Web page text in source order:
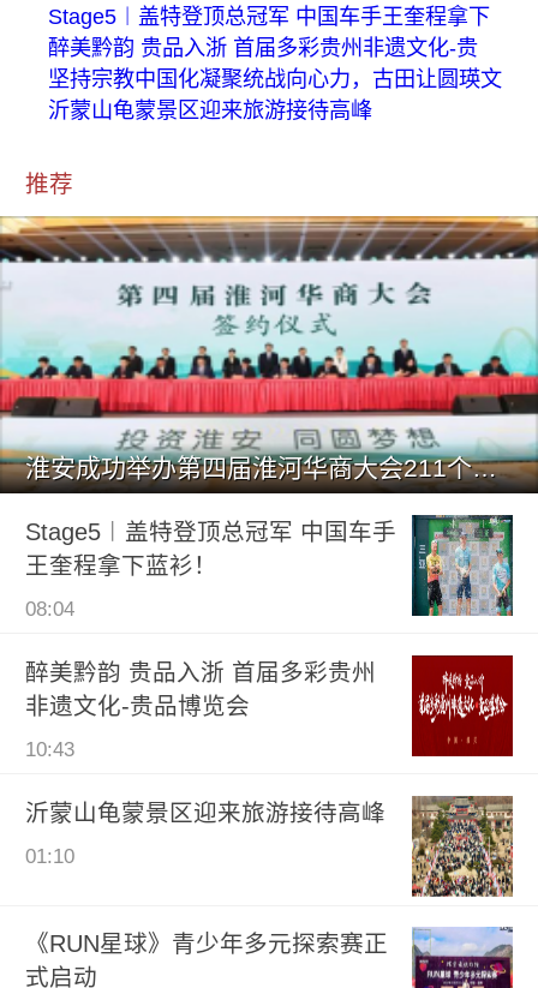
Stage5︱盖特登顶总冠军 中国车手王奎程拿下
醉美黔韵 贵品入浙 首届多彩贵州非遗文化-贵
坚持宗教中国化凝聚统战向心力，古田让圆瑛文
沂蒙山龟蒙景区迎来旅游接待高峰
推荐
淮安成功举办第四届淮河华商大会211个签约项目 总投资1486.
Stage5︱盖特登顶总冠军 中国车手
王奎程拿下蓝衫！
08:04
醉美黔韵 贵品入浙 首届多彩贵州
非遗文化-贵品博览会
10:43
沂蒙山龟蒙景区迎来旅游接待高峰
01:10
《RUN星球》青少年多元探索赛正
式启动